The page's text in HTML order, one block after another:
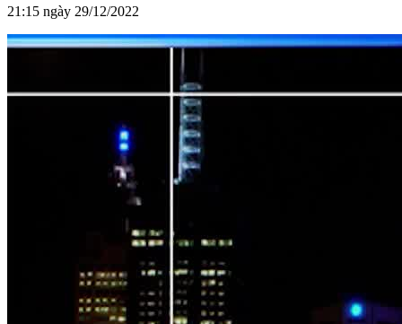
21:15 ngày 29/12/2022